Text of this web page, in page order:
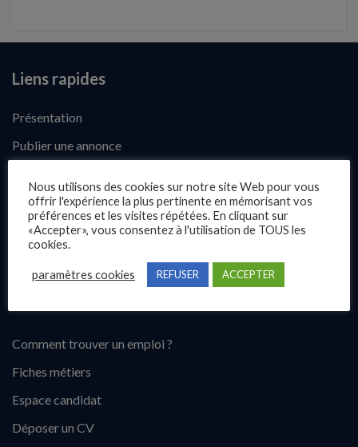
Liens rapides
Présentation
Publier une annonce
Questions fréquentes
Blog
Comment trouver un emploi ?
Fiches métiers
Espace candidat
Déposer un CV
Nous utilisons des cookies sur notre site Web pour vous
offrir l'expérience la plus pertinente en mémorisant vos
préférences et les visites répétées. En cliquant sur
«Accepter», vous consentez à l'utilisation de TOUS les
cookies.
paramètres cookies REFUSER ACCEPTER